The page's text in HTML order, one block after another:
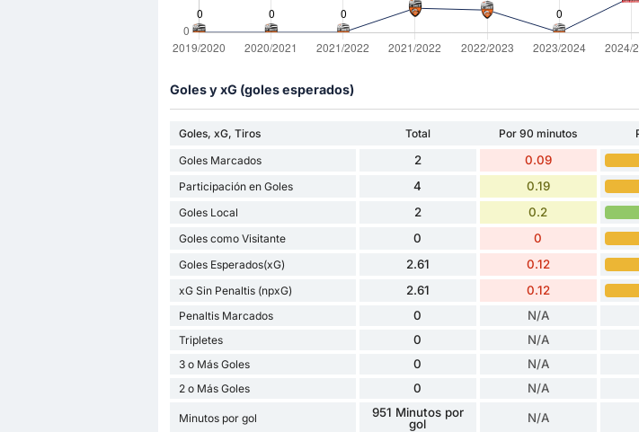
Goles y xG (goles esperados)
Goles, xG, Tiros Total Por 90 minutos
Goles Marcados
2 0.09
Participación en Goles 4 0.19
Goles Local 2 0.2
Goles como Visitante 0 0
Goles Esperados(xG) 2.61 0.12
xG Sin Penaltis (npxG) 2.61 0.12
Penaltis Marcados 0 N/A
Tripletes 0 N/A
3 o Más Goles 0 N/A
2 o Más Goles 0 N/A
Minutos por gol
951 Minutos por
gol
N/A